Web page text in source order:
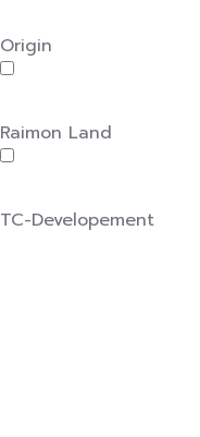
Origin
Raimon Land
TC-Developement